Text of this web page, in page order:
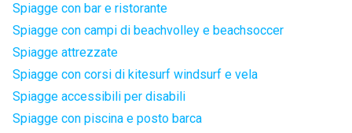
Spiagge con bar e ristorante
Spiagge con campi di beachvolley e beachsoccer
Spiagge attrezzate
Spiagge con corsi di kitesurf windsurf e vela
Spiagge accessibili per disabili
Spiagge con piscina e posto barca